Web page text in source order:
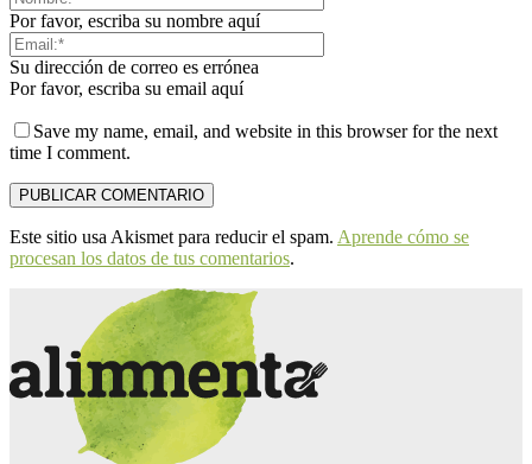
Por favor, escriba su nombre aquí
Su dirección de correo es errónea
Por favor, escriba su email aquí
Save my name, email, and website in this browser for the next
time I comment.
Este sitio usa Akismet para reducir el spam. Aprende cómo se
procesan los datos de tus comentarios.